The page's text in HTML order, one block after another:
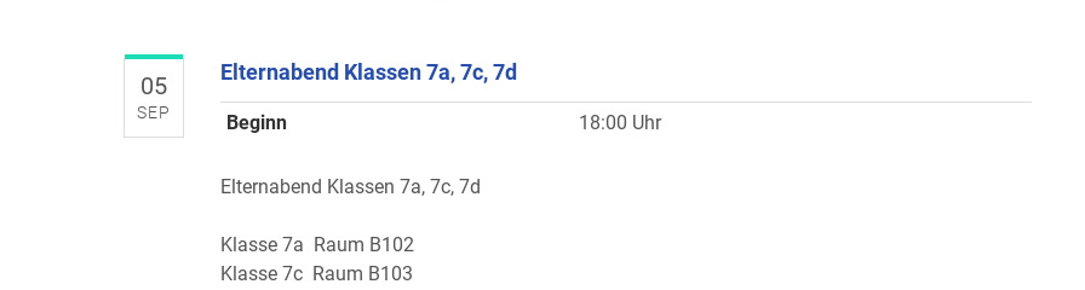
05
SEP
Elternabend Klassen 7a, 7c, 7d
Beginn 18:00 Uhr
Elternabend Klassen 7a, 7c, 7d
Klasse 7a Raum B102
Klasse 7c Raum B103